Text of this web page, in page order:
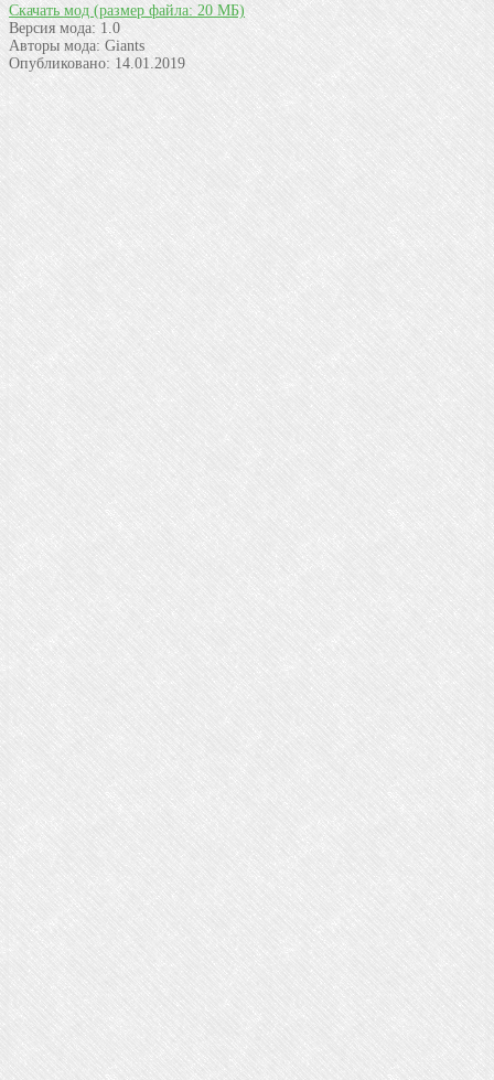
Скачать мод (размер файла: 20 МБ)
Версия мода: 1.0
Авторы мода: Giants
Опубликовано: 14.01.2019